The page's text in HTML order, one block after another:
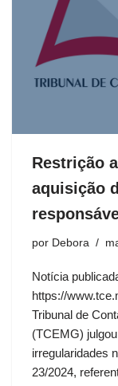
Restrição
aquisição
por Debora
Notícia
https://
Tribunal de
(TCEMG)
irregularidades
23/2024,